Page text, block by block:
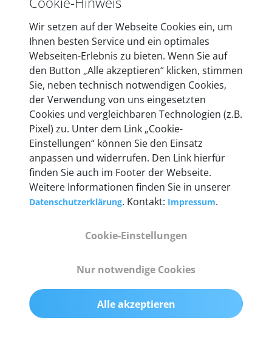
In den Kfz-Diagnosegeräten von autoaid stecken
mehr als 10 Jahre Erfahrung, und auch in Zukunft
entwickeln wir unsere Produkte am Standort in
Berlin laufend weiter. Auf diese Qualität vertrauen
heute mehr als 60.000 Privatkunden und
Unternehmen.
Technische Details &
Lieferumfang
Abmessungen
Gewicht
200 g
Wir setzen auf der Webseite Cookies ein, um
Ihnen besten Service und ein optimales
Webseiten-Erlebnis zu bieten. Wenn Sie auf
den Button „Alle akzeptieren“ klicken, stimmen
Sie, neben technisch notwendigen Cookies,
der Verwendung von uns eingesetzten
Cookies und vergleichbaren Technologien (z.B.
Pixel) zu. Unter dem Link „Cookie-
Einstellungen“ können Sie den Einsatz
anpassen und widerrufen. Den Link hierfür
finden Sie auch im Footer der Webseite.
Weitere Informationen finden Sie in unserer
Datenschutzerklärung. Kontakt: Impressum.
Cookie-Einstellungen
Nur notwendige Cookies
Alle akzeptieren